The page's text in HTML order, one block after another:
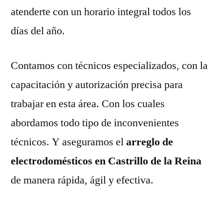
atenderte con un horario integral todos los
días del año.
Contamos con técnicos especializados, con la
capacitación y autorización precisa para
trabajar en esta área. Con los cuales
abordamos todo tipo de inconvenientes
técnicos. Y aseguramos elarreglo de
electrodomésticos en Castrillo de la Reina
de manera rápida, ágil y efectiva.